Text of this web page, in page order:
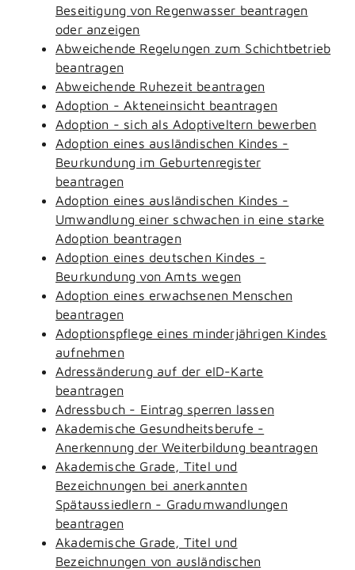
Beseitigung von Regenwasser beantragen
oder anzeigen
Abweichende Regelungen zum Schichtbetrieb
beantragen
Abweichende Ruhezeit beantragen
Adoption - Akteneinsicht beantragen
Adoption - sich als Adoptiveltern bewerben
Adoption eines ausländischen Kindes -
Beurkundung im Geburtenregister
beantragen
Adoption eines ausländischen Kindes -
Umwandlung einer schwachen in eine starke
Adoption beantragen
Adoption eines deutschen Kindes -
Beurkundung von Amts wegen
Adoption eines erwachsenen Menschen
beantragen
Adoptionspflege eines minderjährigen Kindes
aufnehmen
Adressänderung auf der eID-Karte
beantragen
Adressbuch - Eintrag sperren lassen
Akademische Gesundheitsberufe -
Anerkennung der Weiterbildung beantragen
Akademische Grade, Titel und
Bezeichnungen bei anerkannten
Spätaussiedlern - Gradumwandlungen
beantragen
Akademische Grade, Titel und
Bezeichnungen von ausländischen